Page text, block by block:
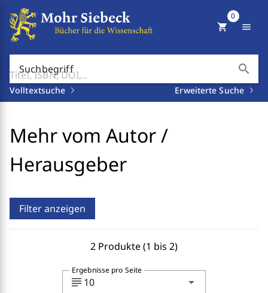
Suchbegriff search
Volltextsuche Erweiterte Suche
shopping_cart
0
menu
Mehr vom Autor /
Herausgeber
Filter anzeigen
2 Produkte (1 bis 2)
subject 10 arrow_drop_down
Ergebnisse pro Seite